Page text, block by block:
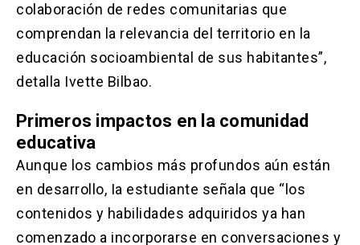
colaboración de redes comunitarias que
comprendan la relevancia del territorio en la
educación socioambiental de sus habitantes”,
detalla Ivette Bilbao.
Primeros impactos en la comunidad
educativa
Aunque los cambios más profundos aún están
en desarrollo, Ia estudiante señala que “los
contenidos y habilidades adquiridos ya han
comenzado a incorporarse en conversaciones y